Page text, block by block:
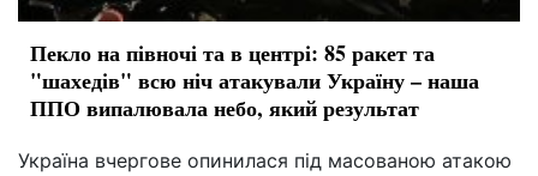
Пекло на півночі та в центрі: 85 ракет та
"шахедів" всю ніч атакували Україну – наша
ППО випалювала небо, який результат
Україна вчергове опинилася під масованою атакою